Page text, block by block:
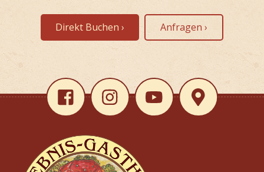
Direkt Buchen › Anfragen ›